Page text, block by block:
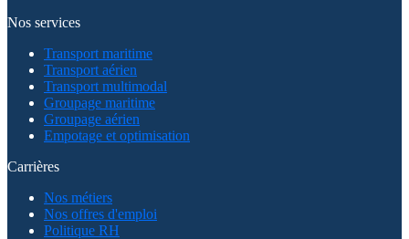
Nos services
Transport maritime
Transport aérien
Transport multimodal
Groupage maritime
Groupage aérien
Empotage et optimisation
Carrières
Nos métiers
Nos offres d'emploi
Politique RH